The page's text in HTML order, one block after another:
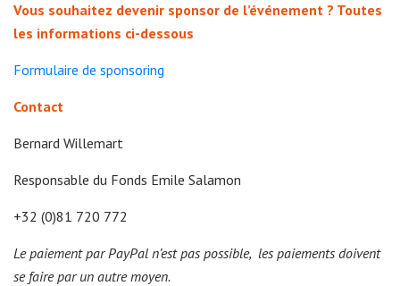
Vous souhaitez devenir sponsor de l’événement ? Toutes
les informations ci-dessous
Formulaire de sponsoring
Contact
Bernard Willemart
Responsable du Fonds Emile Salamon
+32 (0)81 720 772
Le paiement par PayPal n’est pas possible, les paiements doivent
se faire par un autre moyen.